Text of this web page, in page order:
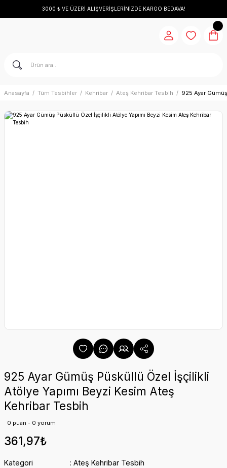
3000 ₺ VE ÜZERİ ALIŞVERİŞLERİNİZDE KARGO BEDAVA!
Anasayfa Tüm Tesbihler Kehribar Ateş Kehribar Tesbih 925 Ayar
925 Ayar Gümüş Püsküllü Özel İşçilikli
Atölye Yapımı Beyzi Kesim Ateş
Kehribar Tesbih
0 puan - 0 yorum
361,97₺
Kategori
Ateş Kehribar Tesbih